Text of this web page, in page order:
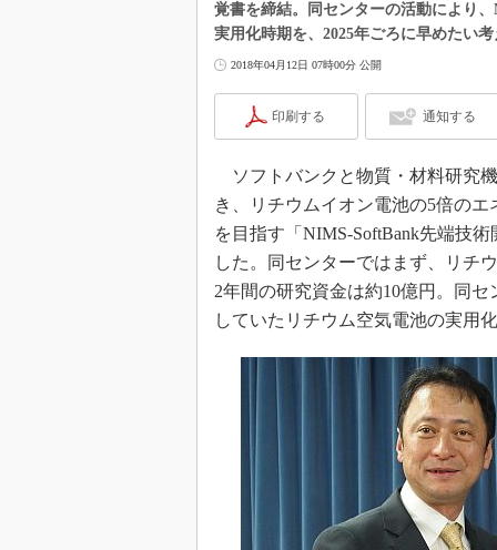
覚書を締結。同センターの活動により
実用化時期を、2025年ごろに早めたい
2018年04月12日 07時00分 公開
印刷する 通知する
ソフトバンクと物質・材料研究
き、リチウムイオン電池の5倍の
を目指す「NIMS-SoftBank先端技
した。同センターではまず、リチ
2年間の研究資金は約10億円。同
していたリチウム空気電池の実用